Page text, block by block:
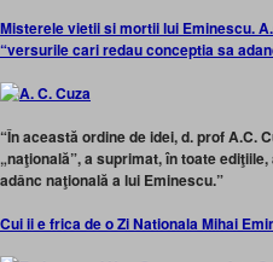
Misterele vietii si mortii lui Eminescu.
“versurile cari redau conceptia sa
“În această ordine de idei, d. prof A.C.
„naţională”, a suprimat, în toate
adânc naţională a lui Eminescu.”
Cui ii e frica de o Zi Nationala Mihai